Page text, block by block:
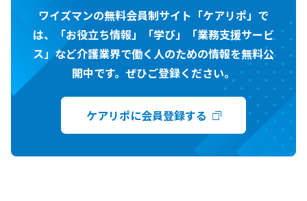
ワイズマンの無料会員制サイト「ケアリポ」で
は、「お役立ち情報」「学び」「業務支援サービ
ス」など介護業界で働く人のための情報を無料公
開中です。ぜひご登録ください。
ケアリポに会員登録する